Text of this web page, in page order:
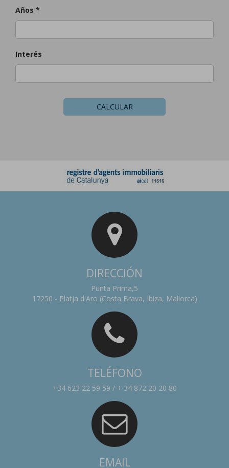
Años *
Interés
CALCULAR
DIRECCIÓN
Punta Prima,5
17250 - Platja d'Aro (Costa Brava, Ibiza, Mallorca)
TELÉFONO
+34 623 22 59 59 / + 34 872 20 20 80
EMAIL